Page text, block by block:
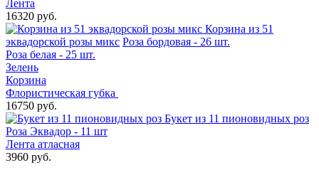
Лента
16320 руб.
Корзина из 51
эквадорской розы микс Роза бордовая - 26 шт.
Роза белая - 25 шт.
Зелень
Корзина
Флористическая губка
16750 руб.
Букет из 11 пионовидных роз
Роза Эквадор - 11 шт
Лента атласная
3960 руб.